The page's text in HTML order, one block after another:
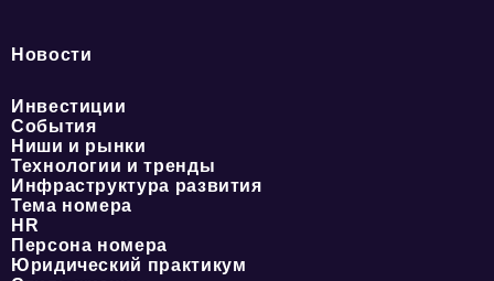
Новости
Инвестиции
События
Ниши и рынки
Технологии и тренды
Инфраструктура развития
Тема номера
HR
Персона номера
Юридический практикум